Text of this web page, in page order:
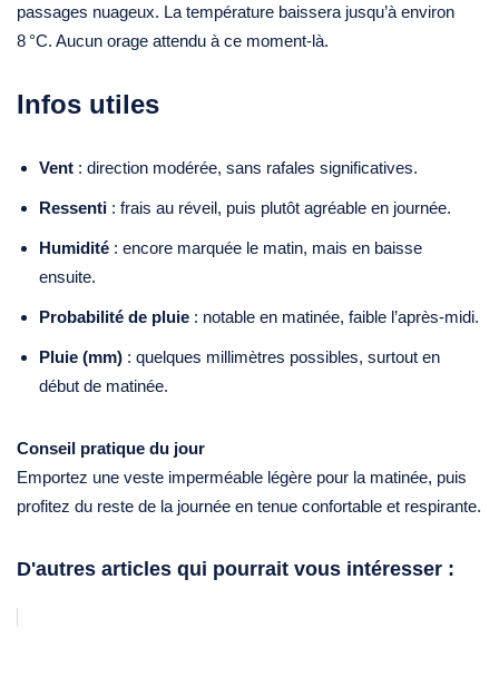
passages nuageux. La température baissera jusqu’à environ
8 °C. Aucun orage attendu à ce moment-là.
Infos utiles
Vent : direction modérée, sans rafales significatives.
Ressenti : frais au réveil, puis plutôt agréable en journée.
Humidité : encore marquée le matin, mais en baisse
ensuite.
Probabilité de pluie : notable en matinée, faible l’après‑midi.
Pluie (mm) : quelques millimètres possibles, surtout en
début de matinée.
Conseil pratique du jour
Emportez une veste imperméable légère pour la matinée, puis
profitez du reste de la journée en tenue confortable et respirante.
D'autres articles qui pourrait vous intéresser :